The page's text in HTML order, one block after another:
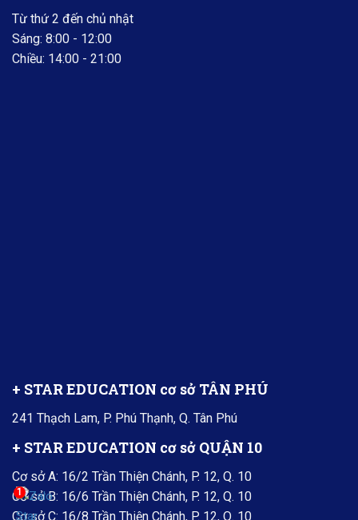
Từ thứ 2 đến chủ nhật
Sáng: 8:00 - 12:00
Chiều: 14:00 - 21:00
+ STAR EDUCATION cơ sở TÂN PHÚ
241 Thạch Lam, P. Phú Thạnh, Q. Tân Phú
+ STAR EDUCATION cơ sở QUẬN 10
Cơ sở A: 16/2 Trần Thiện Chánh, P. 12, Q. 10
Cơ sở B: 16/6 Trần Thiện Chánh, P. 12, Q. 10
Cơ sở C: 16/8 Trần Thiện Chánh, P. 12, Q. 10
1